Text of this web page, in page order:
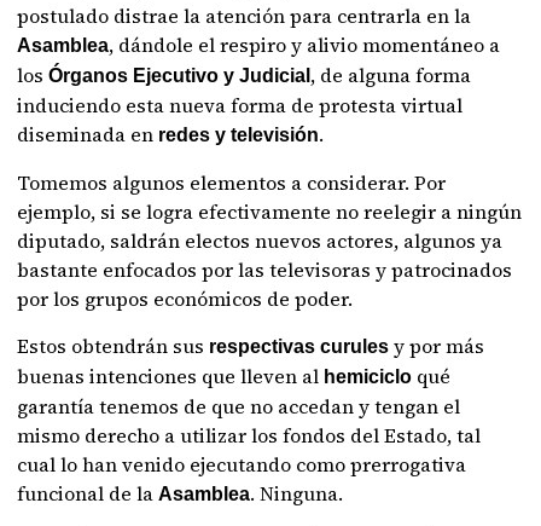
postulado distrae la atención para centrarla en la
Asamblea, dándole el respiro y alivio momentáneo a
losÓrganos Ejecutivo y Judicial , de alguna forma
induciendo esta nueva forma de protesta virtual
diseminada en redes y televisión.
Tomemos algunos elementos a considerar. Por
ejemplo, si se logra efectivamente no reelegir a ningún
diputado, saldrán electos nuevos actores, algunos ya
bastante enfocados por las televisoras y patrocinados
por los grupos económicos de poder.
Estos obtendrán sus respectivas curules y por más
buenas intenciones que lleven al hemiciclo qué
garantía tenemos de que no accedan y tengan el
mismo derecho a utilizar los fondos del Estado, tal
cual lo han venido ejecutando como prerrogativa
funcional de laAsamblea. Ninguna.